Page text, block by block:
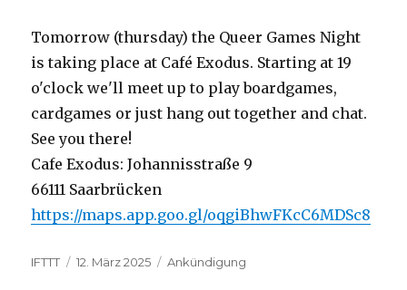
Tomorrow (thursday) the Queer Games Night
is taking place at Café Exodus. Starting at 19
o'clock we'll meet up to play boardgames,
cardgames or just hang out together and chat.
See you there!
Cafe Exodus: Johannisstraße 9
66111 Saarbrücken
https://maps.app.goo.gl/oqgiBhwFKcC6MDSc8
Autor
IFTTT
Veröffentlicht
12. März 2025 Kategorien
Ankündigung